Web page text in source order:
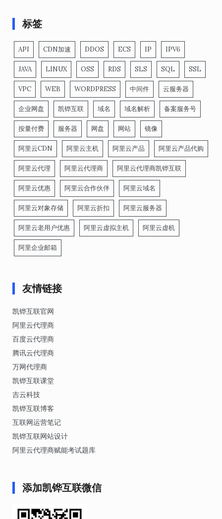
标签
API CDN加速 DDOS ECS IP IPV6
JAVA LINUX OSS RDS SLS SQL SSL
VPC WEB WORDPRESS 中间件 云服务器
企业网盘 凯铧互联 域名 域名解析 备案服务号
按量付费 服务器 网盘 网站 镜像
阿里云CDN 阿里云主机 阿里云产品 阿里云产品代购
阿里云代理 阿里云代理商 阿里云代理商凯铧互联
阿里云优惠 阿里云合作伙伴 阿里云域名
阿里云对象存储 阿里云折扣 阿里云服务器
阿里云老用户优惠 阿里云虚拟主机 阿里云虚机
阿里企业邮箱
友情链接
凯铧互联官网
阿里云代理商
百度云代理商
腾讯云代理商
万网代理商
凯铧互联课堂
吉云科技
凯铧互联博客
互联网运营笔记
凯铧互联网站设计
阿里云代理商赋能考试题库
添加凯铧互联微信